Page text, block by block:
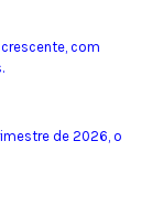
com
de 2026, o